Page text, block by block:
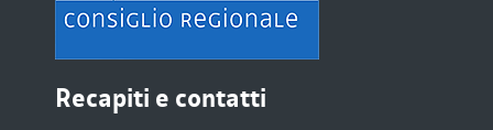
Recapiti e contatti